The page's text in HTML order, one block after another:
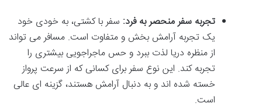
تجربه سفر منحصر به فرد: سفر با کشتی، به خودی خود
یک تجربه آرامش بخش و متفاوت است. مسافر می تواند
از منظره دریا لذت ببرد و حس ماجراجویی بیشتری را
تجربه کند. این نوع سفر برای کسانی که از سرعت پرواز
خسته شده اند و به دنبال آرامش هستند، گزینه ای عالی
است.